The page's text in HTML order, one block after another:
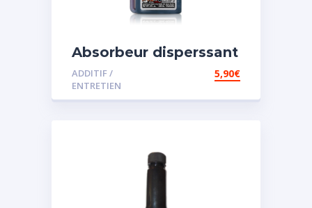
Absorbeur disperssant
d’eau pour carburant
ADDITIF /
ENTRETIEN
5,90€